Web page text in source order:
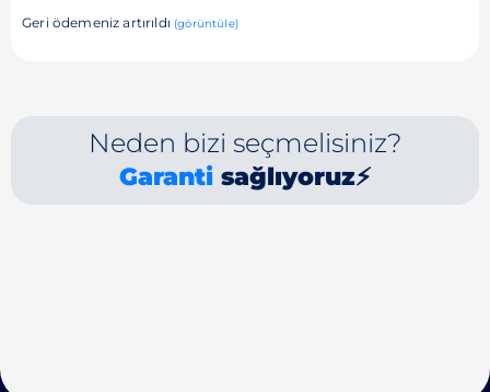
Geri ödemeniz artırıldı (görüntüle)
Neden bizi seçmelisiniz?
Garanti sağlıyoruz⚡